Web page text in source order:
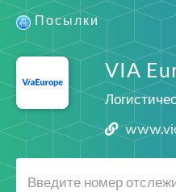
Посылки
VIA